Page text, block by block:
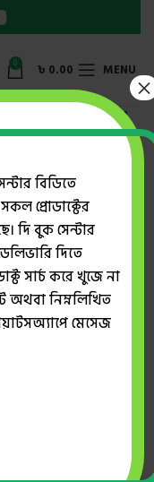
0 ৳ 0.00 MENU
বিডিতে
প্রোডাক্টের
দি বুক সেন্টার
দিতে
সার্চ করে খুজে না
অথবা নিম্নলিখিত
মেসেজ
×